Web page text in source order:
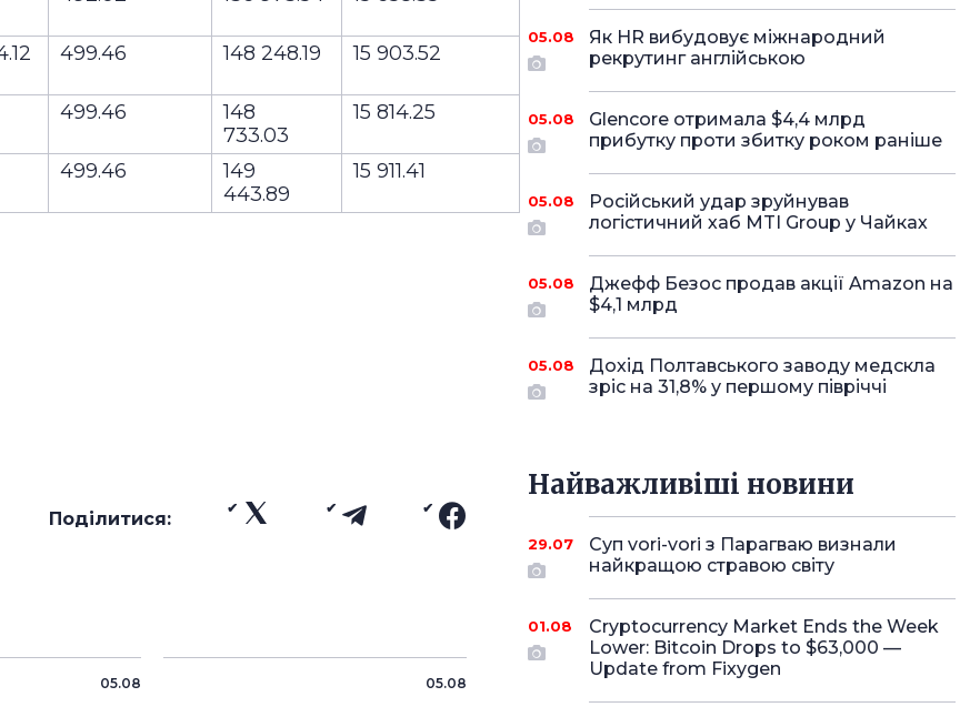
499.46 148 248.19 15 903.52
499.46
148
733.03
15 814.25
499.46
149
443.89
15 911.41
Поділитися:
05.08 05.08
05.08
Як HR вибудовує міжнародний
рекрутинг англійською
05.08
Glencore отримала $4,4 млрд
прибутку проти збитку роком раніше
05.08
Російський удар зруйнував
логістичний хаб MTI Group у Чайках
05.08
Джефф Безос продав акції Amazon на
$4,1 млрд
05.08
Дохід Полтавського заводу медскла
зріс на 31,8% у першому півріччі
Найважливіші новини
29.07
Суп vori-vori з Парагваю визнали
найкращою стравою світу
01.08
Cryptocurrency Market Ends the Week
Lower: Bitcoin Drops to $63,000 —
Update from Fixygen